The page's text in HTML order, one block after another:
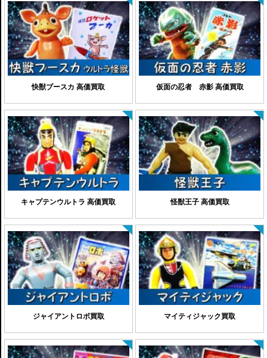
快獣ブースカ 高価買取 仮面の忍者 赤影 高価買取
キャプテンウルトラ 高価買取 怪獣王子 高価買取
ジャイアントロボ買取 マイティジャック買取